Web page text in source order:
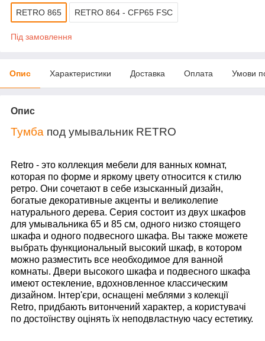
RETRO 865 RETRO 864 - CFP65 FSC
Під замовлення
Опис Характеристики Доставка Оплата Умови
Опис
Тумба под умывальник RETRO
Retro - это коллекция мебели для ванных комнат,
которая по форме и яркому цвету относится к стилю
ретро. Они сочетают в себе изысканный дизайн,
богатые декоративные акценты и великолепие
натурального дерева. Серия состоит из двух шкафов
для умывальника 65 и 85 см, одного низко стоящего
шкафа и одного подвесного шкафа. Вы также можете
выбрать функциональный высокий шкаф, в котором
можно разместить все необходимое для ванной
комнаты. Двери высокого шкафа и подвесного шкафа
имеют остекление, вдохновленное классическим
дизайном. Інтер'єри, оснащені меблями з колекції
Retro, придбають витончений характер, а користувачі
по достоїнству оцінять їх неподвластную часу естетику.